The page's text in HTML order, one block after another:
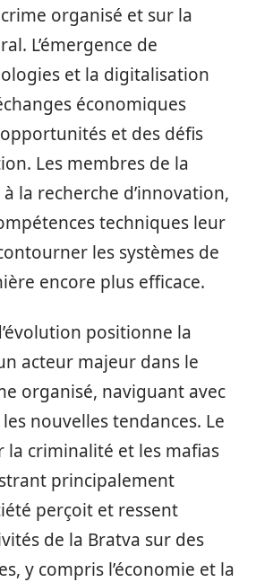
organisé et sur la
L’émergence de
et la digitalisation
économiques
et des défis
Les membres de la
la recherche d’innovation,
techniques leur
les systèmes de
encore plus efficace.
positionne la
acteur majeur dans le
organisé, naviguant avec
nouvelles tendances. Le
la criminalité et les mafias
principalement
perçoit et ressent
de la Bratva sur des
y compris l’économie et la